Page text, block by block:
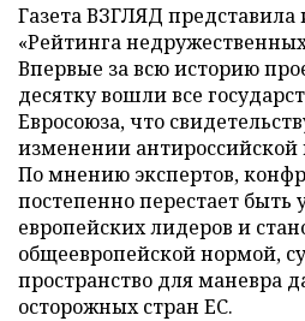
Газета ВЗГЛЯД
«Рейтинга
Впервые за всю историю
десятку вошли все
Евросоюза, что
изменении антироссийской
По мнению экспертов,
постепенно перестает
европейских лидеров и
общеевропейской нормой,
пространство для маневра
осторожных стран ЕС.